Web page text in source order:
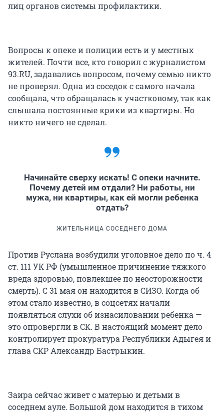
лиц органов системы профилактики.
Вопросы к опеке и полиции есть и у местных
жителей. Почти все, кто говорил с журналистом
93.RU, задавались вопросом, почему семью никто
не проверял. Одна из соседок с самого начала
сообщала, что обращалась к участковому, так как
слышала постоянные крики из квартиры. Но
никто ничего не сделал.
Начинайте сверху искать! С опеки начните.
Почему детей им отдали? Ни работы, ни
мужа, ни квартиры, как ей могли ребенка
отдать?
ЖИТЕЛЬНИЦА СОСЕДНЕГО ДОМА
Против Руслана возбудили уголовное дело по ч. 4
ст. 111 УК РФ (умышленное причинение тяжкого
вреда здоровью, повлекшее по неосторожности
смерть). С 31 мая он находится в СИЗО. Когда об
этом стало известно, в соцсетях начали
появляться слухи об изнасиловании ребенка —
это опровергли в СК. В настоящий момент дело
контролирует прокуратура Республики Адыгея и
глава СКР Александр Бастрыкин.
Заира сейчас живет с матерью и детьми в
соседнем ауле. Большой дом находится в тихом